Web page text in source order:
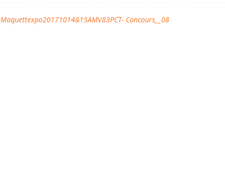
Maquettexpo20171014&15AMV83PCT- Concours__08